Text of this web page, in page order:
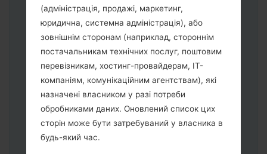
Завантажте на свій ПК:Odin 3.
Далі завантажте та розпакуйте файл
(адміністрація, продажі, маркетинг,
юридична, системна адміністрація), або
зовнішнім сторонам (наприклад, стороннім
постачальникам технічних послуг, поштовим
перевізникам, хостинг-провайдерам, ІТ-
компаніям, комунікаційним агентствам), які
назначені власником у разі потреби
обробниками даних. Оновлений список цих
сторін може бути затребуваний у власника в
будь-який час.